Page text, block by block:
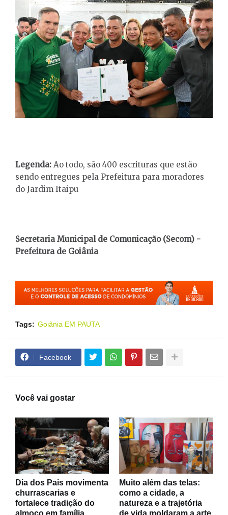
Legenda: Ao todo, são 400 escrituras que estão
sendo entregues pela Prefeitura para moradores
do Jardim Itaipu
Secretaria Municipal de Comunicação (Secom) -
Prefeitura de Goiânia
Tags: Goiânia EM PAUTA
Facebook
Você vai gostar
Dia dos Pais movimenta
churrascarias e
fortalece tradição do
almoço em família
Muito além das telas:
como a cidade, a
natureza e a trajetória
de vida moldaram a arte